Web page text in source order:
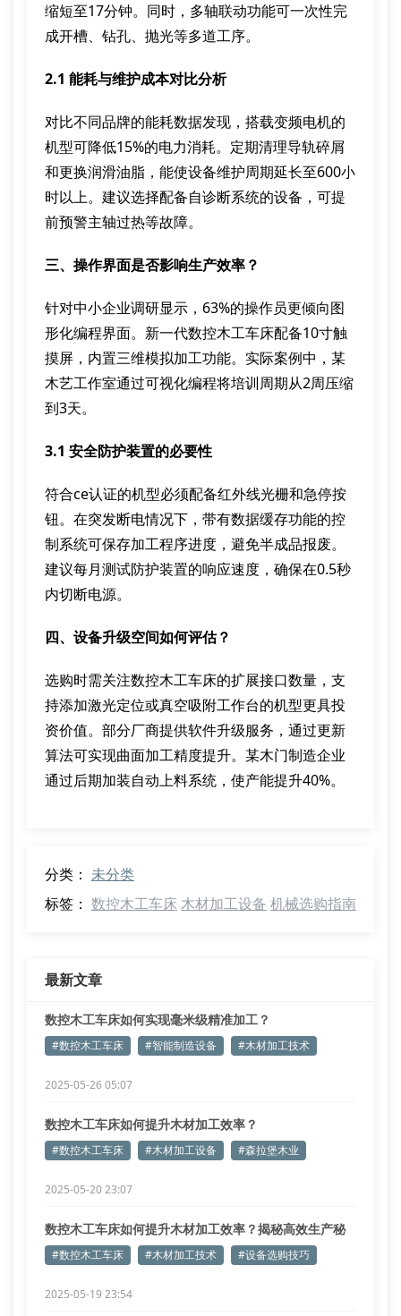
缩短至17分钟。同时，多轴联动功能可一次性完
成开槽、钻孔、抛光等多道工序。
2.1 能耗与维护成本对比分析
对比不同品牌的能耗数据发现，搭载变频电机的
机型可降低15%的电力消耗。定期清理导轨碎屑
和更换润滑油脂，能使设备维护周期延长至600小
时以上。建议选择配备自诊断系统的设备，可提
前预警主轴过热等故障。
三、操作界面是否影响生产效率？
针对中小企业调研显示，63%的操作员更倾向图
形化编程界面。新一代数控木工车床配备10寸触
摸屏，内置三维模拟加工功能。实际案例中，某
木艺工作室通过可视化编程将培训周期从2周压缩
到3天。
3.1 安全防护装置的必要性
符合ce认证的机型必须配备红外线光栅和急停按
钮。在突发断电情况下，带有数据缓存功能的控
制系统可保存加工程序进度，避免半成品报废。
建议每月测试防护装置的响应速度，确保在0.5秒
内切断电源。
四、设备升级空间如何评估？
选购时需关注数控木工车床的扩展接口数量，支
持添加激光定位或真空吸附工作台的机型更具投
资价值。部分厂商提供软件升级服务，通过更新
算法可实现曲面加工精度提升。某木门制造企业
通过后期加装自动上料系统，使产能提升40%。
分类： 未分类
标签： 数控木工车床 木材加工设备 机械选购指南
最新文章
数控木工车床如何实现毫米级精准加工？
#数控木工车床 #智能制造设备 #木材加工技术
2025-05-26 05:07
数控木工车床如何提升木材加工效率？
#数控木工车床 #木材加工设备 #森拉堡木业
2025-05-20 23:07
数控木工车床如何提升木材加工效率？揭秘高效生产秘
诀#数控木工车床 #木材加工技术 #设备选购技巧
2025-05-19 23:54